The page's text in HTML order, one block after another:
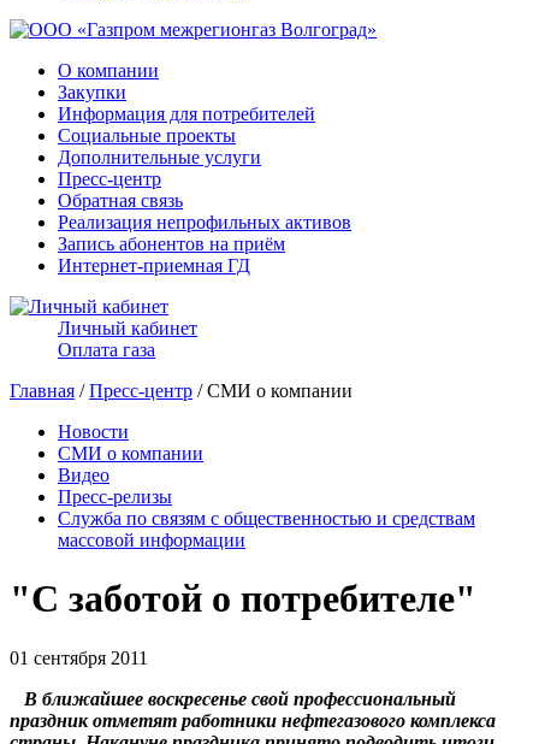
О компании
Закупки
Информация для потребителей
Социальные проекты
Дополнительные услуги
Пресс-центр
Обратная связь
Реализация непрофильных активов
Запись абонентов на приём
Интернет-приемная ГД
Личный кабинет
Оплата газа
Главная /Пресс-центр / СМИ о компании
Новости
СМИ о компании
Видео
Пресс-релизы
Служба по связям с общественностью и средствам
массовой информации
"С заботой о потребителе"
01 сентября 2011
В ближайшее воскресенье свой профессиональный
праздник отметят работники нефтегазового комплекса